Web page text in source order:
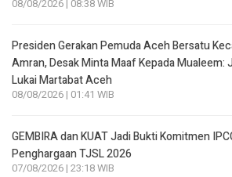
08/08/2026 | 08:38 WIB
Presiden Gerakan Pemuda Aceh Bersatu
Amran, Desak Minta Maaf Kepada Mualeem:
Lukai Martabat Aceh
08/08/2026 | 01:41 WIB
GEMBIRA dan KUAT Jadi Bukti Komitmen
Penghargaan TJSL 2026
07/08/2026 | 23:18 WIB